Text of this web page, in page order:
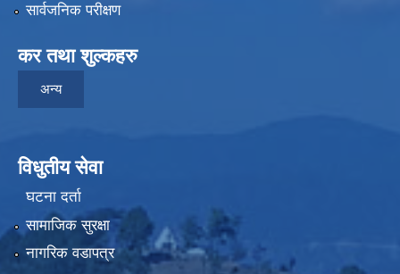
सार्वजनिक परीक्षण
कर तथा शुल्कहरु
अन्य
विधुतीय सेवा
घटना दर्ता
सामाजिक सुरक्षा
नागरिक वडापत्र